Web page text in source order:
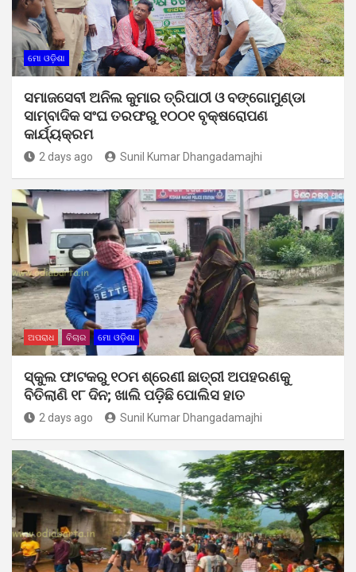
ମୋ ଓଡ଼ିଶା
ସମାଜସେବୀ ଅନିଲ କୁମାର ତ୍ରିପାଠୀ ଓ ବଙ୍ଗୋମୁଣ୍ଡା
ସାମ୍ବାଦିକ ସଂଘ ତରଫରୁ ୧୦୦୧ ବୃକ୍ଷରୋପଣ
କାର୍ଯ୍ୟକ୍ରମ
2 days ago Sunil Kumar Dhangadamajhi
ଅପରାଧ ବିଚାର ମୋ ଓଡ଼ିଶା
ସ୍କୁଲ ଫାଟକରୁ ୧୦ମ ଶ୍ରେଣୀ ଛାତ୍ରୀ ଅପହରଣକୁ
ବିତିଲାଣି ୧୮ ଦିନ; ଖାଲି ପଡ଼ିଛି ପୋଲିସ ହାତ
2 days ago Sunil Kumar Dhangadamajhi